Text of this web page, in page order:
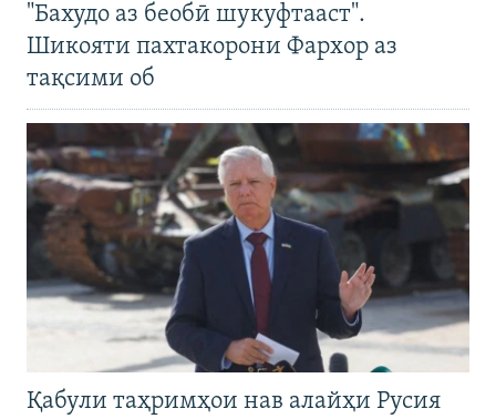
"Бахудо аз беобӣ шукуфтааст".
Шикояти пахтакорони Фархор аз
тақсими об
Қабули таҳримҳои нав алайҳи Русия